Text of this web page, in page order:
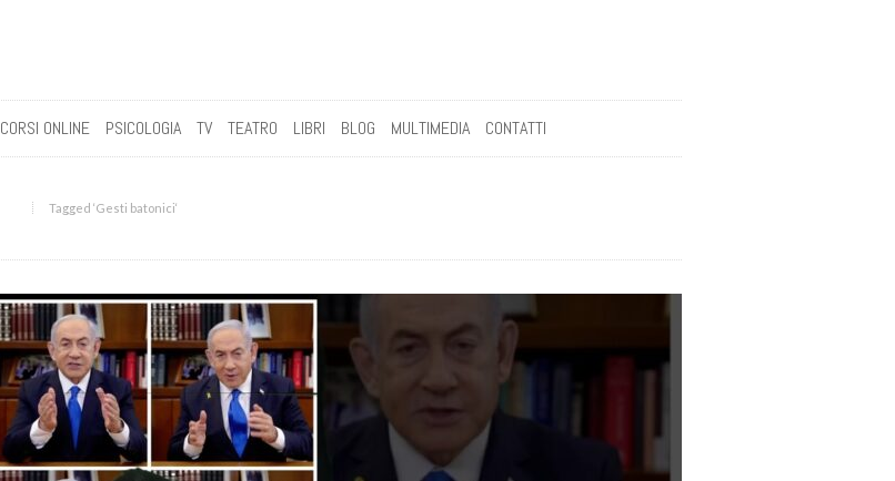
CORSI ONLINE PSICOLOGIA TV TEATRO LIBRI BLOG MULTIMEDIA CONTATTI
Tagged ‘Gesti batonici‘